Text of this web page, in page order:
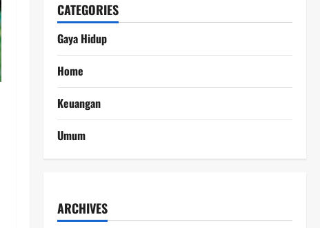
CATEGORIES
Gaya Hidup
Home
Keuangan
Umum
ARCHIVES